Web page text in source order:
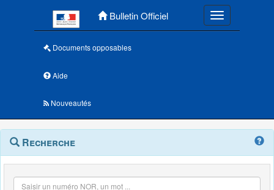
Bulletin Officiel Toggle
Documents opposables
Aide
Nouveautés
Navigation
outils
Menu
contextuel
Recherche